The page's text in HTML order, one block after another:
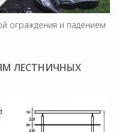
ограждения и падением
ЛЕСТНИЧНЫХ